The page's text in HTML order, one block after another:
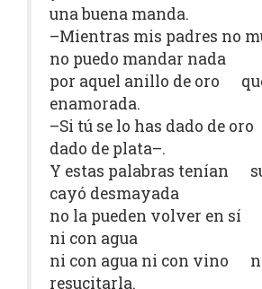
una buena manda.
–Mientras mis padres no
no puedo mandar nada
por aquel anillo de oro
enamorada.
–Si tú se lo has dado de
dado de plata–.
Y estas palabras tenían
cayó desmayada
no la pueden volver en sí
ni con agua
ni con agua ni con vino
resucitarla.